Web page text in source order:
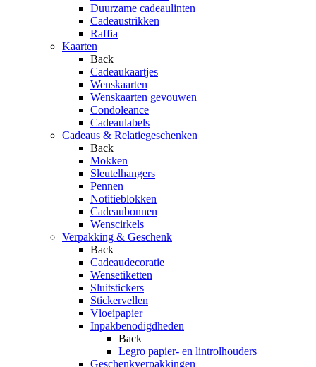
Duurzame cadeaulinten
Cadeaustrikken
Raffia
Kaarten
Back
Cadeaukaartjes
Wenskaarten
Wenskaarten gevouwen
Condoleance
Cadeaulabels
Cadeaus & Relatiegeschenken
Back
Mokken
Sleutelhangers
Pennen
Notitieblokken
Cadeaubonnen
Wenscirkels
Verpakking & Geschenk
Back
Cadeaudecoratie
Wensetiketten
Sluitstickers
Stickervellen
Vloeipapier
Inpakbenodigdheden
Back
Legro papier- en lintrolhouders
Geschenkverpakkingen